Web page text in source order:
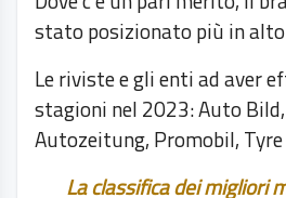
stato posizionato più in
Le riviste e gli enti ad aver
stagioni nel 2023: Auto
Autozeitung, Promobil,
La classifica dei migliori